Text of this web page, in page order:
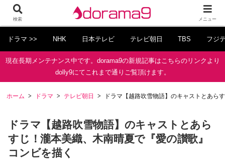
ドラマ >> NHK 日本テレビ テレビ朝日 TBS フジ
現在長期メンテナンス中です。dorama9の新規記事はこちらのリンクより
dolly9にてこれまで通りご覧頂けます。
ホーム ドラマ テレビ朝日 ドラマ【越路吹雪物語】のキャストとあら
ドラマ【越路吹雪物語】のキャストとあら
すじ！瀧本美織、木南晴夏で『愛の讃歌』
コンビを描く
検索 メニュー